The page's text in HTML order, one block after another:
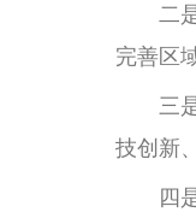
二是
完善区
三是
技创新
四是